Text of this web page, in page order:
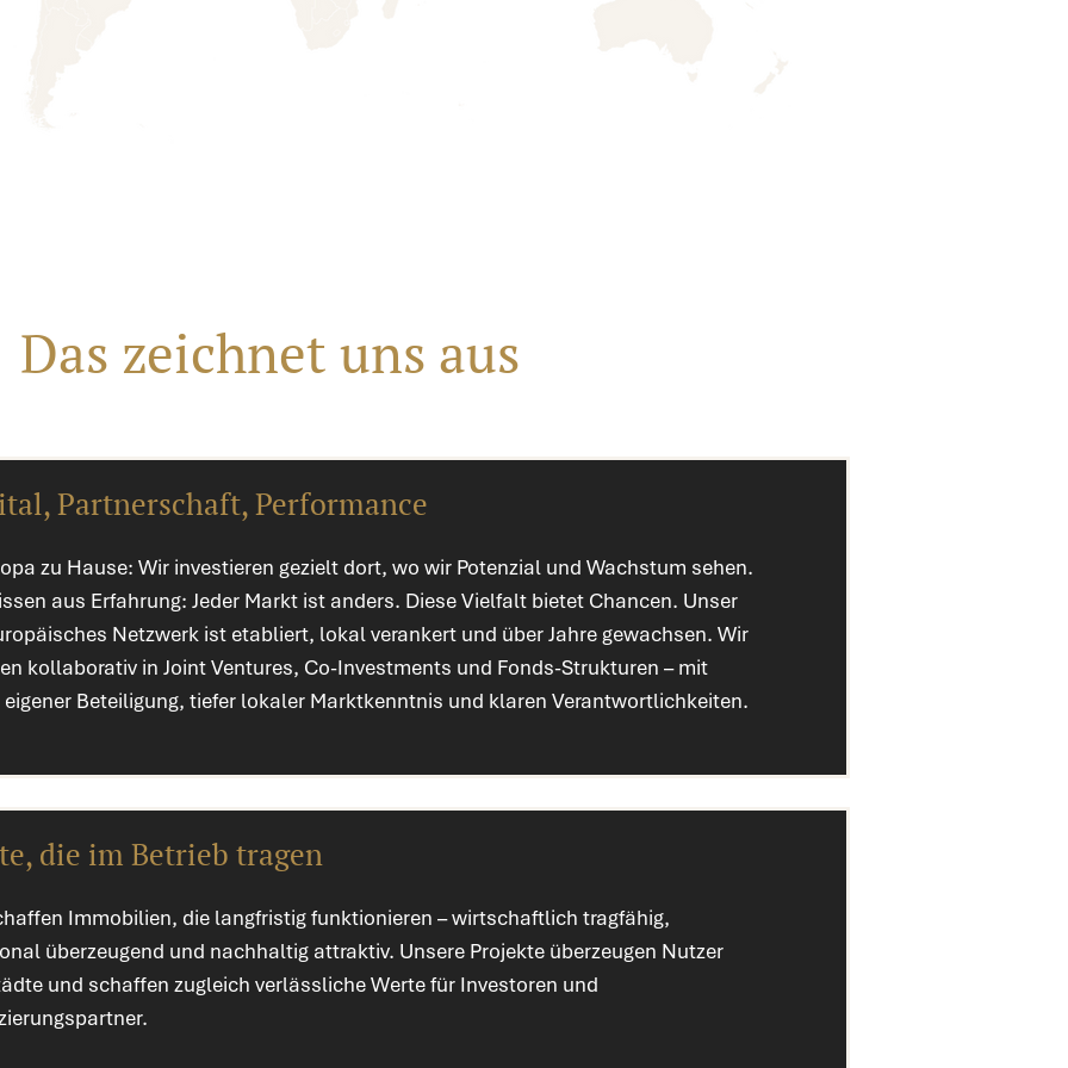
Das zeichnet uns aus
Partnerschaft, Performance
zu Hause: Wir investieren gezielt dort, wo wir Potenzial und Wachstum sehen.
aus Erfahrung: Jeder Markt ist anders. Diese Vielfalt bietet Chancen. Unser
Netzwerk ist etabliert, lokal verankert und über Jahre gewachsen. Wir
kollaborativ in Joint Ventures, Co-Investments und Fonds-Strukturen – mit
Beteiligung, tiefer lokaler Marktkenntnis und klaren Verantwortlichkeiten.
die im Betrieb tragen
Immobilien, die langfristig funktionieren – wirtschaftlich tragfähig,
überzeugend und nachhaltig attraktiv. Unsere Projekte überzeugen Nutzer
und schaffen zugleich verlässliche Werte für Investoren und